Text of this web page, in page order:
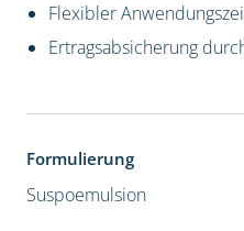
Flexibler
Ertragsabsicherung
Formulierung
Suspoemulsion